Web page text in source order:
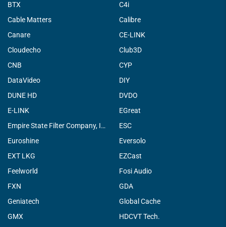
BTX
C4i
Cable Matters
Calibre
Canare
CE-LINK
Cloudecho
Club3D
CNB
CYP
DataVideo
DIY
DUNE HD
DVDO
E-LINK
EGreat
Empire State Filter Company, INC.
ESC
Euroshine
Eversolo
EXT LKG
EZCast
Feelworld
Fosi Audio
FXN
GDA
Geniatech
Global Cache
GMX
HDCVT Tech.